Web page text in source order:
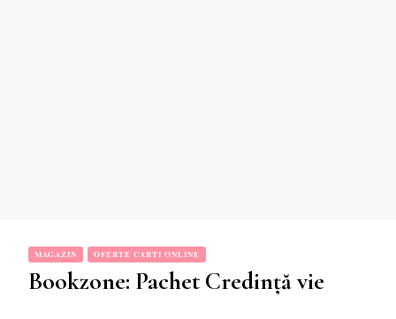
MAGAZIN OFERTE CARTI ONLINE
Bookzone: Pachet Credință vie